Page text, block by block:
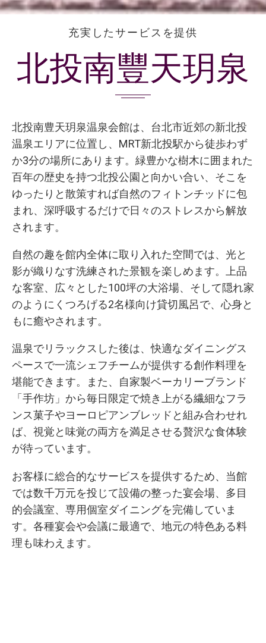
北投南豐天玥泉
充実したサービスを提供
北投南豊天玥泉温泉会館は、台北市近郊の新北投
温泉エリアに位置し、MRT新北投駅から徒歩わず
か3分の場所にあります。緑豊かな樹木に囲まれた
百年の歴史を持つ北投公園と向かい合い、そこを
ゆったりと散策すれば自然のフィトンチッドに包
まれ、深呼吸するだけで日々のストレスから解放
されます。
自然の趣を館内全体に取り入れた空間では、光と
影が織りなす洗練された景観を楽しめます。上品
な客室、広々とした100坪の大浴場、そして隠れ家
のようにくつろげる2名様向け貸切風呂で、心身と
もに癒やされます。
温泉でリラックスした後は、快適なダイニングス
ペースで一流シェフチームが提供する創作料理を
堪能できます。また、自家製ベーカリーブランド
「手作坊」から毎日限定で焼き上がる繊細なフラ
ンス菓子やヨーロピアンブレッドと組み合わせれ
ば、視覚と味覚の両方を満足させる贅沢な食体験
が待っています。
お客様に総合的なサービスを提供するため、当館
では数千万元を投じて設備の整った宴会場、多目
的会議室、専用個室ダイニングを完備していま
す。各種宴会や会議に最適で、地元の特色ある料
理も味わえます。